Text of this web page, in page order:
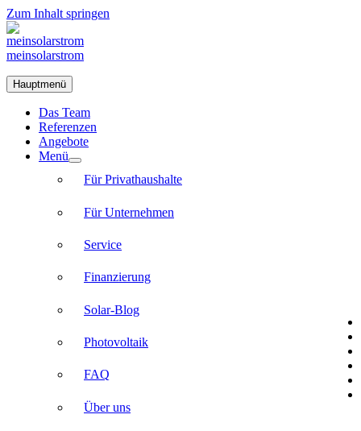
Zum Inhalt springen
meinsolarstrom
Hauptmenü
Das Team
Referenzen
Angebote
Menü
Für Privathaushalte
Für Unternehmen
Service
Finanzierung
Solar-Blog
Photovoltaik
FAQ
Über uns